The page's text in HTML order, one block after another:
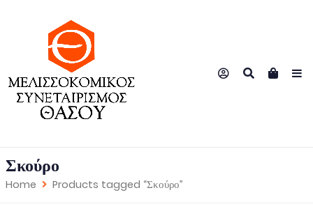
Σκούρο
Home Products tagged “Σκούρο”